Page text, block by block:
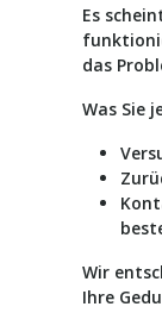
Es
das
Was Sie
Wir
Ihre